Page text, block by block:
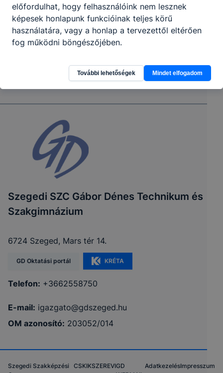
Szegedi SZC Gábor Dénes Technikum és
Szakgimnázium
6724 Szeged, Mars tér 14.
GD Oktatási portál KRÉTA
Telefon: +3662558750
E-mail: igazgato@gdszeged.hu
OM azonosító: 203052/014
Szegedi Szakképzési
CSKIKSZEREVIGD
AdatkezelésImpresszum
előfordulhat, hogy felhasználóink nem lesznek
képesek honlapunk funkcióinak teljes körű
használatára, vagy a honlap a tervezettől eltérően
fog működni böngészőjében.
További lehetőségek Mindet elfogadom